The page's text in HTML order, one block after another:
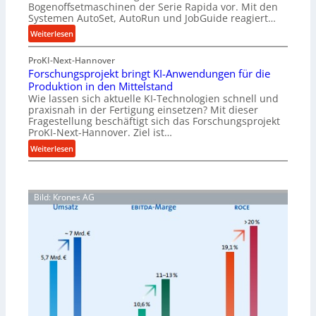
t
i
o
n
e
x
p
a
n
d
i
e
h
r
g
e
n
e
r
h
ö
e
n
Bogenoffsetmaschinen der Serie Rapida vor. Mit den
Systemen AutoSet, AutoRun und JobGuide reagiert…
Weiterlesen:
V
e
r
n
e
t
z
t
e
e
u
r
ProKI-Next-Hannover
Forschungsprojekt bringt KI-Anwendungen für die
Produktion in den Mittelstand
Wie lassen sich aktuelle KI-Technologien schnell und
praxisnah in der Fertigung einsetzen? Mit dieser
Fragestellung beschäftigt sich das Forschungsprojekt
ProKI-Next-Hannover. Ziel ist…
Weiterlesen:
F
r
s
u
Bild: Krones AG